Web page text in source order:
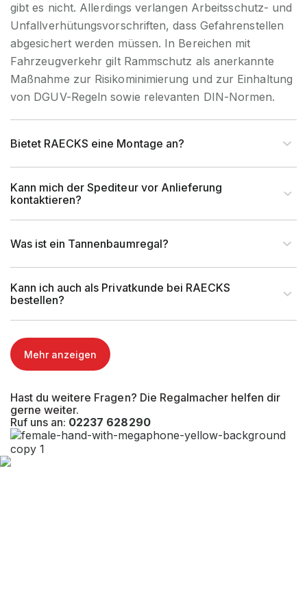
UV-
Beständigkeit
Nein, Nur
Innenverwendung
Artikel-Höhe (mm) 91 mm
Artikel-Tiefe (mm)
Rasterabstand (mm)
Rahmentyp (Profil) IPE
Fachlast (kg)
Max. Armlast (kg)
Max. Ständerlast(kg)
Kragarmlänge (mm)
Nutztiefe Fußebene (mm)
Hast du weitere Fragen? Die Regalmacher helfen dir
gerne weiter.
Ruf uns an: 02237 628290
gibt es nicht. Allerdings verlangen Arbeitsschutz- und
Unfallverhütungsvorschriften, dass Gefahrenstellen
abgesichert werden müssen. In Bereichen mit
Fahrzeugverkehr gilt Rammschutz als anerkannte
Maßnahme zur Risikominimierung und zur Einhaltung
von DGUV-Regeln sowie relevanten DIN-Normen.
Bietet RAECKS eine Montage an?
Kann mich der Spediteur vor Anlieferung
kontaktieren?
Was ist ein Tannenbaumregal?
Kann ich auch als Privatkunde bei RAECKS
bestellen?
Mehr anzeigen